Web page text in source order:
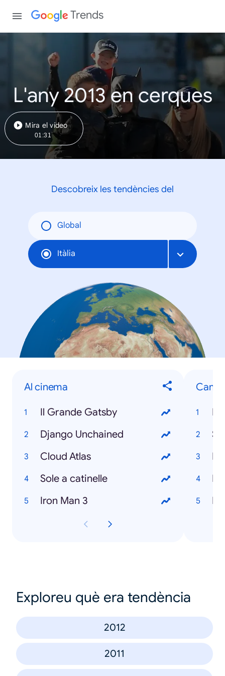
Trends
L'any 2013 en cerques
Mira el vídeo
01:31
Descobreix les tendències del
Global
Itàlia
Al cinema
Il Grande Gatsby
Django Unchained
Cloud Atlas
Sole a catinelle
Iron Man 3
Exploreu què era tendència
2012
2011